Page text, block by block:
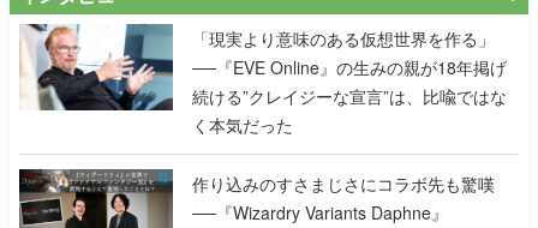
「現実より意味のある仮想世界を作る」
──『EVE Online』の生みの親が18年掲げ
続ける”クレイジーな宣言”は、比喩ではな
く本気だった
作り込みのすさまじさにコラボ先も驚嘆
──『Wizardry Variants Daphne』